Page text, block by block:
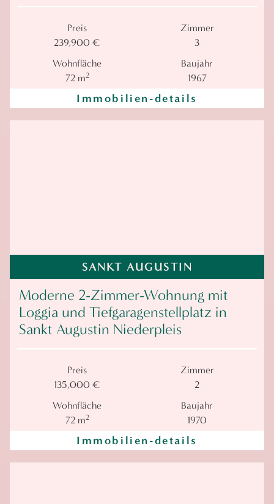
Preis
239,900 €
Zimmer
3
Wohnfläche
72 m2
Baujahr
1967
Immobilien-details
SANKT AUGUSTIN
Moderne 2-Zimmer-Wohnung mit
Loggia und Tiefgaragenstellplatz in
Sankt Augustin Niederpleis
Preis
135,000 €
Zimmer
2
Wohnfläche
72 m2
Baujahr
1970
Immobilien-details